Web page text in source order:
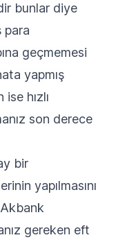
bunlar diye
para
geçmemesi
yapmış
hızlı
son derece
bir
yapılmasını
gereken eft